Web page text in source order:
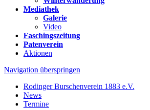
Mediathek
Galerie
Video
Faschingszeitung
Patenverein
Aktionen
Navigation überspringen
Rodinger Burschenverein 1883 e.V.
News
Termine